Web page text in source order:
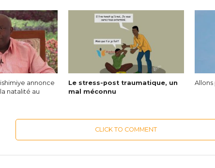
annonce
natalité au
Le stress-post traumatique, un
mal méconnu
CLICK TO COMMENT